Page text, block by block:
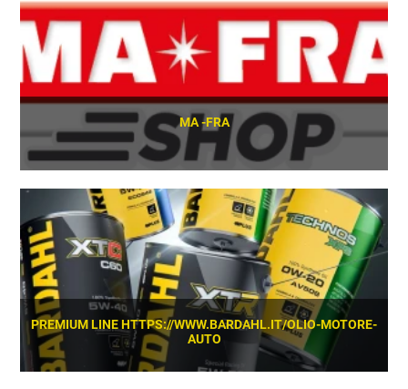
MA -FRA
SCOPRI
PREMIUM LINE HTTPS://WWW.BARDAHL.IT/OLIO-MOTORE-
AUTO